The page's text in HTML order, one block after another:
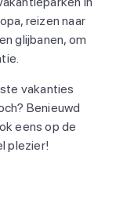
reizen naar
glijbanen, om
vakanties
Benieuwd
eens op de
plezier!